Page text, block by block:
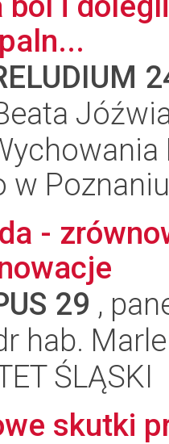
w Poznaniu
-
29 ,
hab.
ŚLĄSKI
skutki